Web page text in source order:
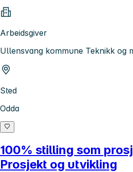
Arbeidsgiver
Ullensvang kommune Teknikk og
Sted
Odda
100% stilling som
Prosjekt og utvikling